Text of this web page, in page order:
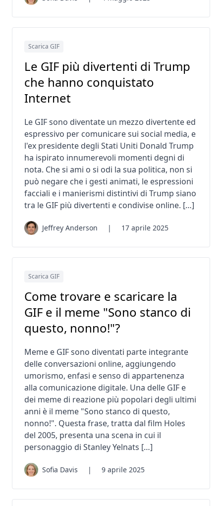
Scarica GIF
Le GIF più divertenti di Trump
che hanno conquistato
Internet
Le GIF sono diventate un mezzo divertente ed
espressivo per comunicare sui social media, e
l'ex presidente degli Stati Uniti Donald Trump
ha ispirato innumerevoli momenti degni di
nota. Che si ami o si odi la sua politica, non si
può negare che i gesti animati, le espressioni
facciali e i manierismi distintivi di Trump siano
tra le GIF più divertenti e condivise online. […]
Jeffrey Anderson | 17 aprile 2025
Scarica GIF
Come trovare e scaricare la
GIF e il meme "Sono stanco di
questo, nonno!"?
Meme e GIF sono diventati parte integrante
delle conversazioni online, aggiungendo
umorismo, enfasi e senso di appartenenza
alla comunicazione digitale. Una delle GIF e
dei meme di reazione più popolari degli ultimi
anni è il meme "Sono stanco di questo,
nonno!". Questa frase, tratta dal film Holes
del 2005, presenta una scena in cui il
personaggio di Stanley Yelnats […]
Sofia Davis | 9 aprile 2025